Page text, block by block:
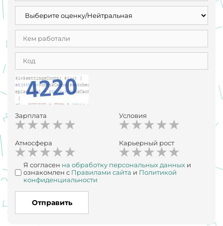
Зарплата Условия
Атмосфера Карьерный рост
Я согласен на обработку персональных данных и
ознакомлен с Правилами сайта и Политикой
конфиденциальности
Отправить